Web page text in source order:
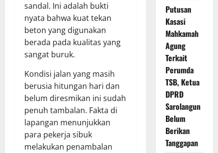
sandal. Ini adalah bukti
nyata bahwa kuat tekan
beton yang digunakan
berada pada kualitas yang
sangat buruk.
Kondisi jalan yang masih
berusia hitungan hari dan
belum diresmikan ini sudah
penuh tambalan. Fakta di
lapangan menunjukkan
para pekerja sibuk
melakukan penambalan
Putusan
Kasasi
Mahkamah
Agung
Terkait
Perumda
TSB, Ketua
DPRD
Sarolangun
Belum
Berikan
Tanggapan